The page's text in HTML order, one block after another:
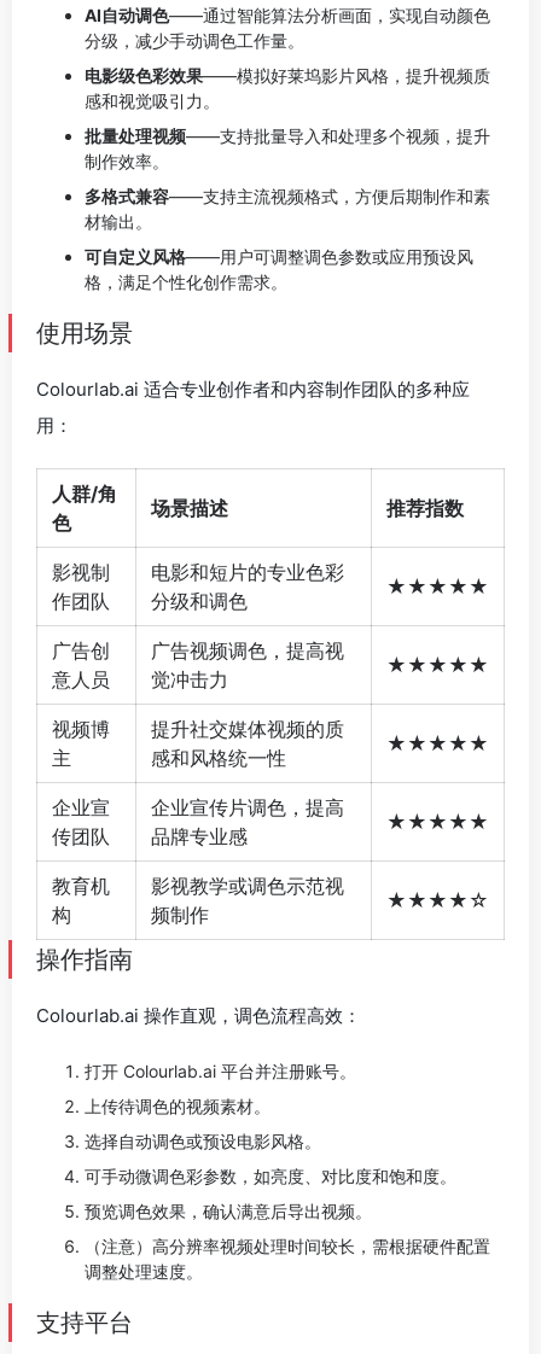
AI自动调色——通过智能算法分析画面，实现自动颜色
分级，减少手动调色工作量。
电影级色彩效果——模拟好莱坞影片风格，提升视频质
感和视觉吸引力。
批量处理视频——支持批量导入和处理多个视频，提升
制作效率。
多格式兼容——支持主流视频格式，方便后期制作和素
材输出。
可自定义风格——用户可调整调色参数或应用预设风
格，满足个性化创作需求。
使用场景
Colourlab.ai 适合专业创作者和内容制作团队的多种应
用：
人群/角
色
场景描述 推荐指数
影视制
作团队
电影和短片的专业色彩
分级和调色
★★★★★
广告创
意人员
广告视频调色，提高视
觉冲击力
★★★★★
视频博
主
提升社交媒体视频的质
感和风格统一性
★★★★★
企业宣
传团队
企业宣传片调色，提高
品牌专业感
★★★★★
教育机
构
影视教学或调色示范视
频制作
★★★★☆
操作指南
Colourlab.ai 操作直观，调色流程高效：
打开 Colourlab.ai 平台并注册账号。
上传待调色的视频素材。
选择自动调色或预设电影风格。
可手动微调色彩参数，如亮度、对比度和饱和度。
预览调色效果，确认满意后导出视频。
（注意）高分辨率视频处理时间较长，需根据硬件配置
调整处理速度。
支持平台